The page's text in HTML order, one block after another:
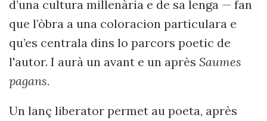
d’una cultura millenària e de sa lenga — fan
que l’òbra a una coloracion particulara e
qu’es centrala dins lo parcors poetic de
l'autor. I aurà un avant e un après Saumes
pagans.
Un lanç liberator permet au poeta, après